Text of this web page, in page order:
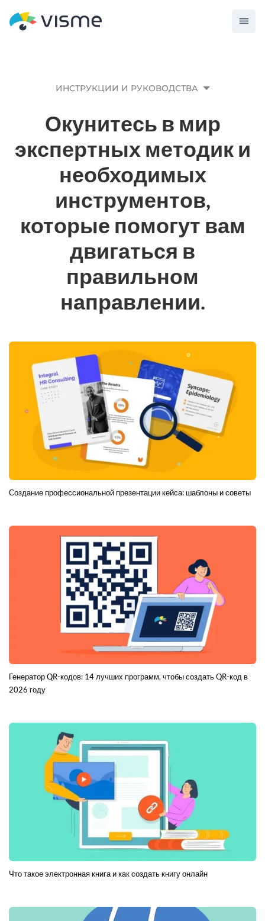
ИНСТРУКЦИИ И РУКОВОДСТВА
Окунитесь в мир
экспертных методик и
необходимых
инструментов,
которые помогут вам
двигаться в
правильном
направлении.
Создание профессиональной презентации кейса: шаблоны и советы
Генератор QR-кодов: 14 лучших программ, чтобы создать QR-код в
2026 году
Что такое электронная книга и как создать книгу онлайн